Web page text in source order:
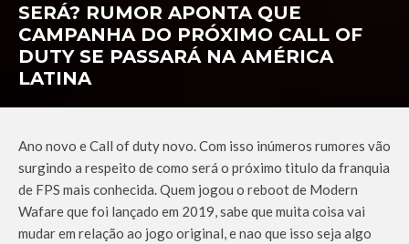
SERÁ? RUMOR APONTA QUE
CAMPANHA DO PRÓXIMO CALL OF
DUTY SE PASSARÁ NA AMÉRICA
LATINA
Ano novo e Call of duty novo. Com isso inúmeros rumores vão
surgindo a respeito de como será o próximo titulo da franquia
de FPS mais conhecida. Quem jogou o reboot de Modern
Wafare que foi lançado em 2019, sabe que muita coisa vai
mudar em relação ao jogo original, e nao que isso seja algo